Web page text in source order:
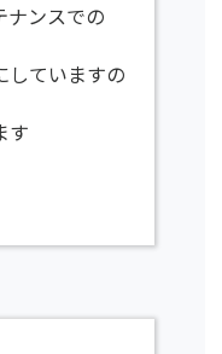
ナンスでの
していますの
す